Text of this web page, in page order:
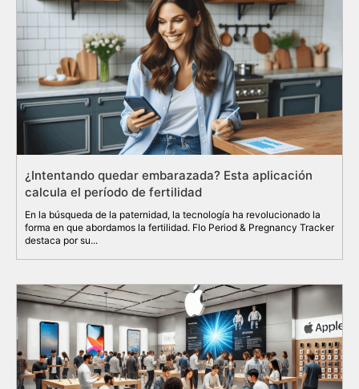
¿Intentando quedar embarazada? Esta aplicación
calcula el período de fertilidad
En la búsqueda de la paternidad, la tecnología ha revolucionado la
forma en que abordamos la fertilidad. Flo Period & Pregnancy Tracker
destaca por su...